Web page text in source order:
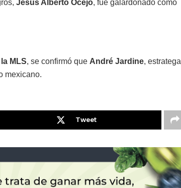
Jesús Alberto Ocejo, fue galardonado como
MLS, se confirmó que André Jardine, estratega
mexicano.
Tweet